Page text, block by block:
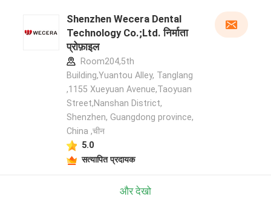
Shenzhen Wecera Dental
Technology Co.;Ltd. निर्माता
प्रोफ़ाइल
Room204,5th
Building,Yuantou Alley, Tanglang
,1155 Xueyuan Avenue,Taoyuan
Street,Nanshan District,
Shenzhen, Guangdong province,
China ,चीन
5.0
सत्यापित प्रदायक
और देखो